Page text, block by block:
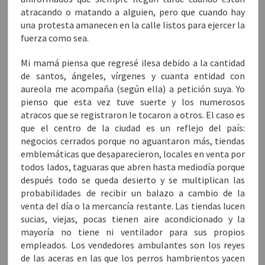
n
a
n
u
e
v
a
n
u
e
v
a
n
a
n
u
e
v
a
n
u
e
v
e
a
b
r
e
n
a
v
e
n
t
a
a
u
e
v
a
)
atracando o matando a alguien, pero que cuando hay
una protesta amanecen en la calle listos para ejercer la
fuerza como sea.
Mi mamá piensa que regresé ilesa debido a la cantidad
de santos, ángeles, vírgenes y cuanta entidad con
aureola me acompaña (según ella) a petición suya. Yo
pienso que esta vez tuve suerte y los numerosos
atracos que se registraron le tocaron a otros. El caso es
que el centro de la ciudad es un reflejo del país:
negocios cerrados porque no aguantaron más, tiendas
emblemáticas que desaparecieron, locales en venta por
todos lados, taguaras que abren hasta mediodía porque
después todo se queda desierto y se multiplican las
probabilidades de recibir un balazo a cambio de la
venta del día o la mercancía restante. Las tiendas lucen
sucias, viejas, pocas tienen aire acondicionado y la
mayoría no tiene ni ventilador para sus propios
empleados. Los vendedores ambulantes son los reyes
de las aceras en las que los perros hambrientos yacen